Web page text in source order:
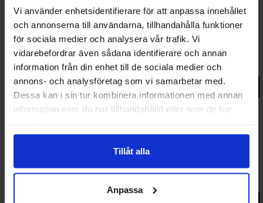
Vi använder enhetsidentifierare för att anpassa innehållet
och annonserna till användarna, tillhandahålla funktioner
för sociala medier och analysera vår trafik. Vi
vidarebefordrar även sådana identifierare och annan
information från din enhet till de sociala medier och
annons- och analysföretag som vi samarbetar med.
Dessa kan i sin tur kombinera informationen med annan
information som du har tillhandahållit eller som de har
Tillåt alla
Anpassa
Fakro Plus Greenview
Fastkarm takvinduer 3-lags
fr.kr 16 102
Gå til produkt
Pivåhängt elektriskt takfönster Z-Wave 3-glas